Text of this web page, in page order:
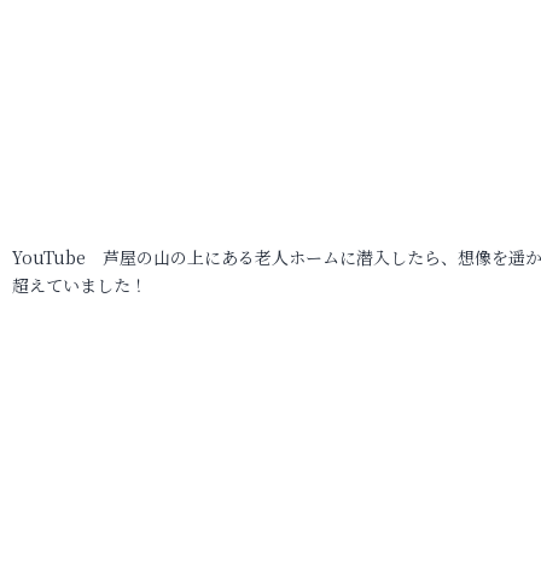
YouTube 芦屋の山の上にある老人ホームに潜入したら、想像を遥
超えていました！